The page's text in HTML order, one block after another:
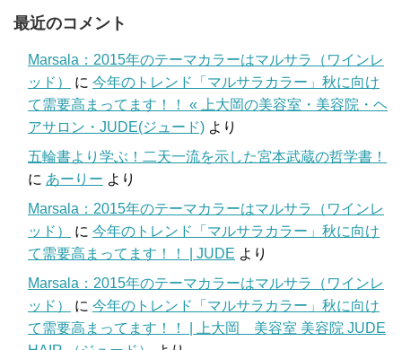
最近のコメント
Marsala：2015年のテーマカラーはマルサラ（ワインレ
ッド）
に 今年のトレンド「マルサラカラー」秋に向け
て需要高まってます！！ « 上大岡の美容室・美容院・ヘ
アサロン・JUDE(ジュード) より
五輪書より学ぶ！二天一流を示した宮本武蔵の哲学書！
に あーりー より
Marsala：2015年のテーマカラーはマルサラ（ワインレ
ッド）
に 今年のトレンド「マルサラカラー」秋に向け
て需要高まってます！！ | JUDE より
Marsala：2015年のテーマカラーはマルサラ（ワインレ
ッド）
に 今年のトレンド「マルサラカラー」秋に向け
て需要高まってます！！ | 上大岡 美容室 美容院 JUDE